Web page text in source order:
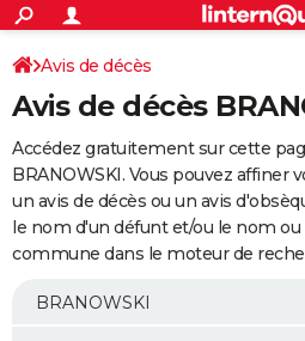
ACTUALITÉS
Politique
Société
Faits Divers
Education
Monde
Villes
+
SPORT
Coupe du monde 2026
Football
Tennis
Cyclisme
Rugby
Forum
Programme TV
TNT
Streaming
Cinéma
Sorties cinéma
Musique
+
FINANCE
Impôts
Immobilier
Risques naturels par ville
Banque
Assurance
Crédit
AUTO
Essais
Réserver un essai
Citadines
Berlines
SUV
Forum auto
+
Mobiles
Meilleur smartphone
Internet
Ordinateurs
Jeux vidéo
Guide high-tech
Avis de décès
Avis de décès
Accédez gratuitement sur cette
BRANOWSKI. Vous pouvez affiner
un avis de décès ou un avis
le nom d'un défunt et/ou le nom ou
commune dans le moteur de